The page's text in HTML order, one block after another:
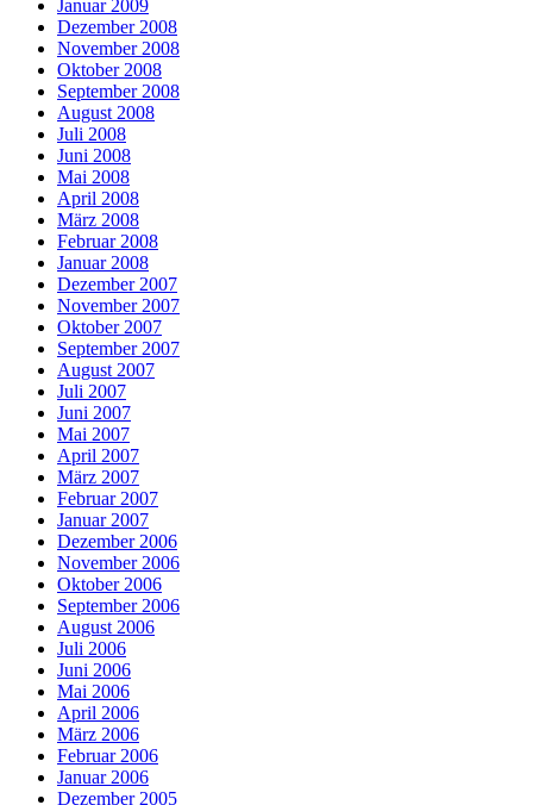
Januar 2009
Dezember 2008
November 2008
Oktober 2008
September 2008
August 2008
Juli 2008
Juni 2008
Mai 2008
April 2008
März 2008
Februar 2008
Januar 2008
Dezember 2007
November 2007
Oktober 2007
September 2007
August 2007
Juli 2007
Juni 2007
Mai 2007
April 2007
März 2007
Februar 2007
Januar 2007
Dezember 2006
November 2006
Oktober 2006
September 2006
August 2006
Juli 2006
Juni 2006
Mai 2006
April 2006
März 2006
Februar 2006
Januar 2006
Dezember 2005